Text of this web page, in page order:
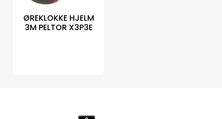
ØREKLOKKE HJELM
3M PELTOR X3P3E